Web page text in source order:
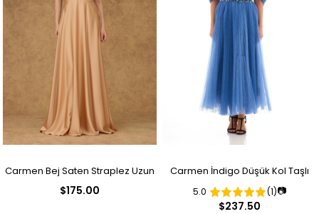
Carmen Bej Saten Straplez Uzun
$175.00
Carmen İndigo Düşük Kol Taşlı
Tül Nişanlık
5.0 (1)📷
$237.50